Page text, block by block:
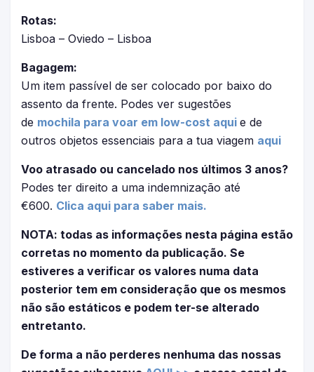
Rotas:
Lisboa – Oviedo – Lisboa
Bagagem:
Um item passível de ser colocado por baixo do
assento da frente. Podes ver sugestões
de mochila para voar em low-cost aqui e de
outros objetos essenciais para a tua viagem aqui
Voo atrasado ou cancelado nos últimos 3 anos?
Podes ter direito a uma indemnização até
€600. Clica aqui para saber mais.
NOTA: todas as informações nesta página estão
corretas no momento da publicação. Se
estiveres a verificar os valores numa data
posterior tem em consideração que os mesmos
não são estáticos e podem ter-se alterado
entretanto.
De forma a não perderes nenhuma das nossas